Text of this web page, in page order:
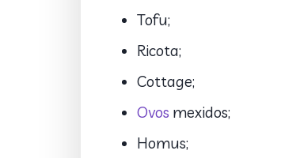
Tofu;
Ricota;
Cottage;
Ovos mexidos;
Homus;